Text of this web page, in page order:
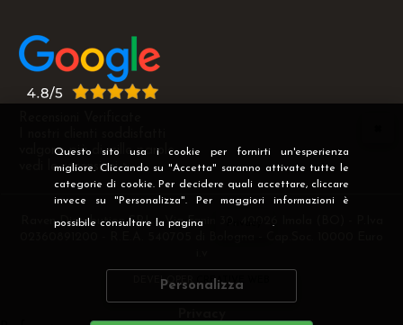
Questo sito usa i cookie per fornirti un'esperienza
migliore. Cliccando su "Accetta" saranno attivate tutte le
categorie di cookie. Per decidere quali accettare, cliccare
invece su "Personalizza". Per maggiori informazioni è
possibile consultare la pagina .
Personalizza
valgono più di mille parole
vedi le recensioni >
Raven Distribution SRL - Via Fanin 30, 40026 Imola (BO) - P.Iva
DEVELOPER CREATIVE WEB